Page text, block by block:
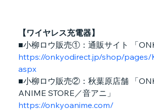
【ワイヤレス充電器】
■小柳ロウ販売①：通販サイト 「
https://onkyodirect.jp/shop/pages/
aspx
■小柳ロウ販売②：秋葉原店舗 「
ANIME STORE／音アニ」
https://onkyoanime.com/